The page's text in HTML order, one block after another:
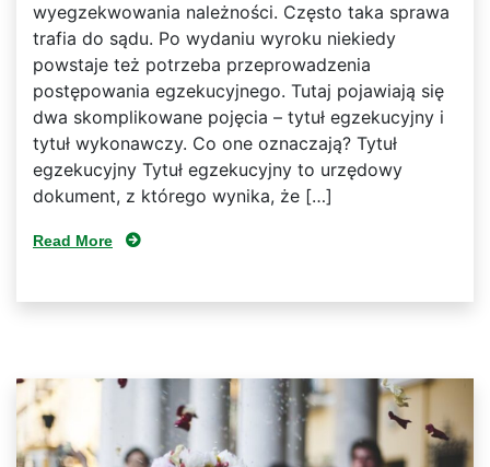
wyegzekwowania należności. Często taka sprawa
trafia do sądu. Po wydaniu wyroku niekiedy
powstaje też potrzeba przeprowadzenia
postępowania egzekucyjnego. Tutaj pojawiają się
dwa skomplikowane pojęcia – tytuł egzekucyjny i
tytuł wykonawczy. Co one oznaczają? Tytuł
egzekucyjny Tytuł egzekucyjny to urzędowy
dokument, z którego wynika, że […]
Read More